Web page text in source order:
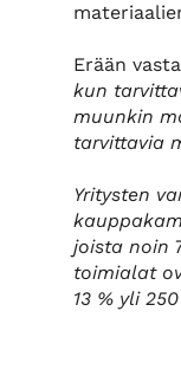
Erään
kun
muunkin
tarvittavia
Yritysten
joista noin
toimialat
13 % yli